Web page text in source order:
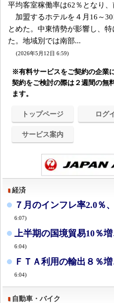
平均客室稼働率は62％となり
加盟するホテルを４月16～
とめた。中東情勢が影響し、
た。地域別では南部...
(2026年5月12日 6:59)
※有料サービスをご契約の企業
契約をご検討の際は２週間の無
ます。
トップページ ログ
サービス案内
経済
７月のインフレ率2.0％
6:07)
上半期の国境貿易10％
6:04)
ＦＴＡ利用の輸出８％
6:04)
自動車・バイク